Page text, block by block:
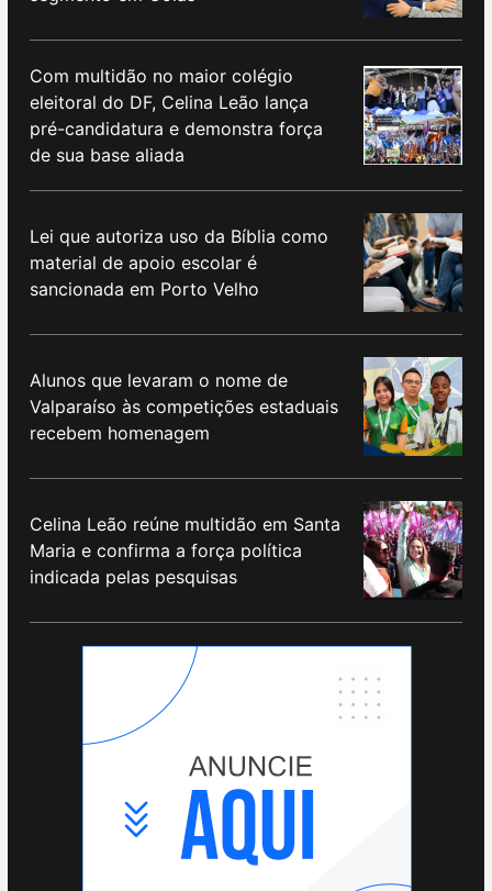
Com multidão no maior colégio
eleitoral do DF, Celina Leão lança
pré-candidatura e demonstra força
de sua base aliada
Lei que autoriza uso da Bíblia como
material de apoio escolar é
sancionada em Porto Velho
Alunos que levaram o nome de
Valparaíso às competições estaduais
recebem homenagem
Celina Leão reúne multidão em Santa
Maria e confirma a força política
indicada pelas pesquisas